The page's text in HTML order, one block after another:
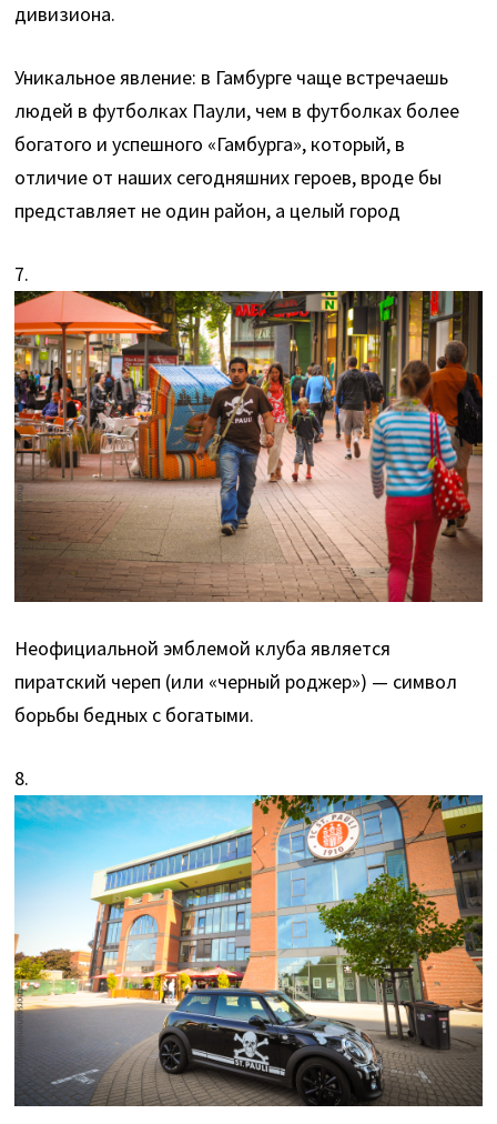
дивизиона.
Уникальное явление: в Гамбурге чаще встречаешь
людей в футболках Паули, чем в футболках более
богатого и успешного «Гамбурга», который, в
отличие от наших сегодняшних героев, вроде бы
представляет не один район, а целый город
7.
Неофициальной эмблемой клуба является
пиратский череп (или «черный роджер») — символ
борьбы бедных с богатыми.
8.